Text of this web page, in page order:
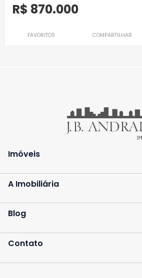
R$ 870.000
FAVORITOS COMPARTILHAR
Imóveis
A Imobiliária
Blog
Contato